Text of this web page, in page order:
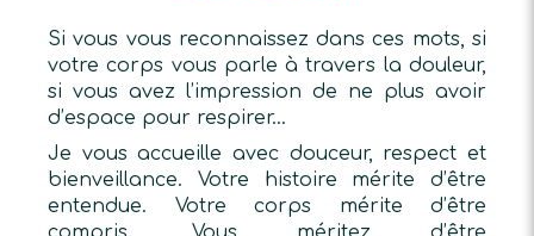
Si vous vous reconnaissez dans ces mots, si
votre corps vous parle à travers la douleur,
si vous avez l’impression de ne plus avoir
d’espace pour respirer…
Je vous accueille avec douceur, respect et
bienveillance. Votre histoire mérite d’être
entendue. Votre corps mérite d’être